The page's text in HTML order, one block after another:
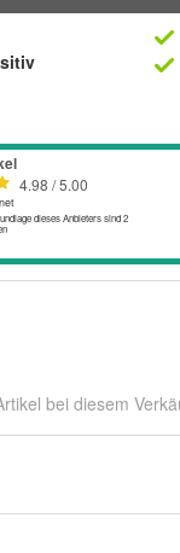
bei diesem